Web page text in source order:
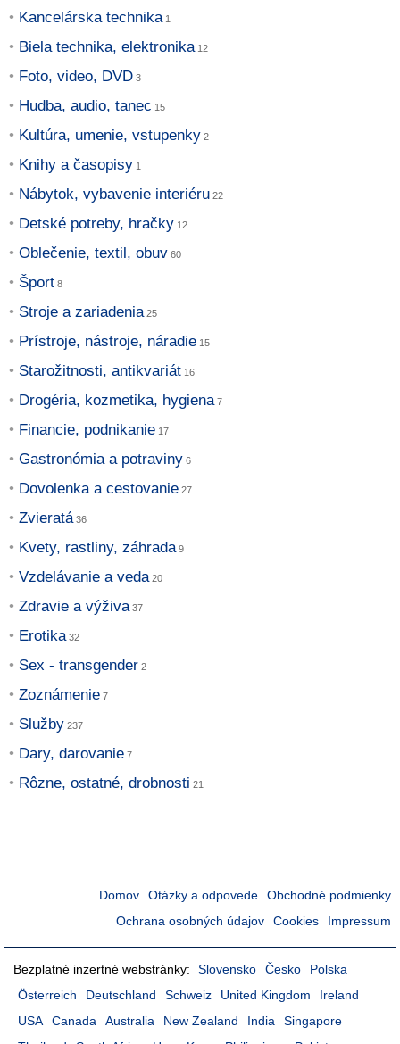
Kancelárska technika
Biela technika, elektronika
Foto, video, DVD
Hudba, audio, tanec
Kultúra, umenie, vstupenky
Knihy a časopisy
Nábytok, vybavenie interiéru
Detské potreby, hračky
Oblečenie, textil, obuv
Šport
Stroje a zariadenia
Prístroje, nástroje, náradie
Starožitnosti, antikvariát
Drogéria, kozmetika, hygiena
Financie, podnikanie
Gastronómia a potraviny
Dovolenka a cestovanie
Zvieratá
Kvety, rastliny, záhrada
Vzdelávanie a veda
Zdravie a výživa
Erotika
Sex - transgender
Zoznámenie
Služby
Dary, darovanie
Rôzne, ostatné, drobnosti
Domov Otázky a odpovede
Obchodné podmienky
Ochrana osobných údajov
Cookies Impressum
Bezplatné inzertné webstránky: Slovensko Česko
Polska
Österreich
Deutschland Schweiz United Kingdom
Ireland
USA
Canada Australia New Zealand India
Singapore